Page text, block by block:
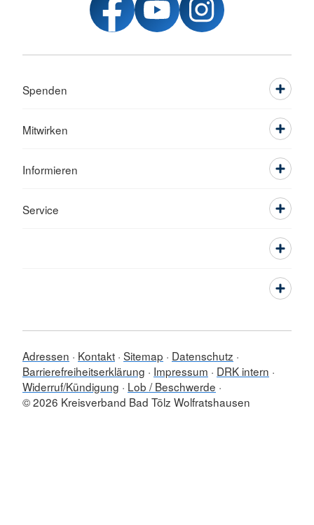
Spenden
Mitwirken
Informieren
Service
Adressen Kontakt Sitemap
Datenschutz
Barrierefreiheitserklärung
Impressum
DRK intern
Widerruf/Kündigung
Lob / Beschwerde
© 2026 Kreisverband Bad Tölz Wolfratshausen